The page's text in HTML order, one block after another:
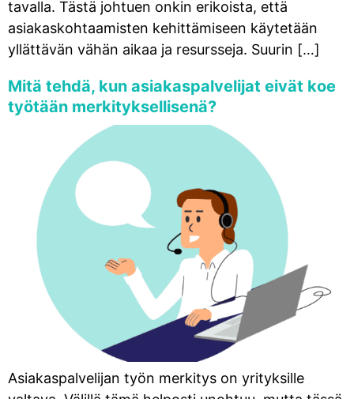
tavalla. Tästä johtuen onkin erikoista, että
asiakaskohtaamisten kehittämiseen käytetään
yllättävän vähän aikaa ja resursseja. Suurin […]
Mitä tehdä, kun asiakaspalvelijat eivät koe
työtään merkityksellisenä?
Asiakaspalvelijan työn merkitys on yrityksille